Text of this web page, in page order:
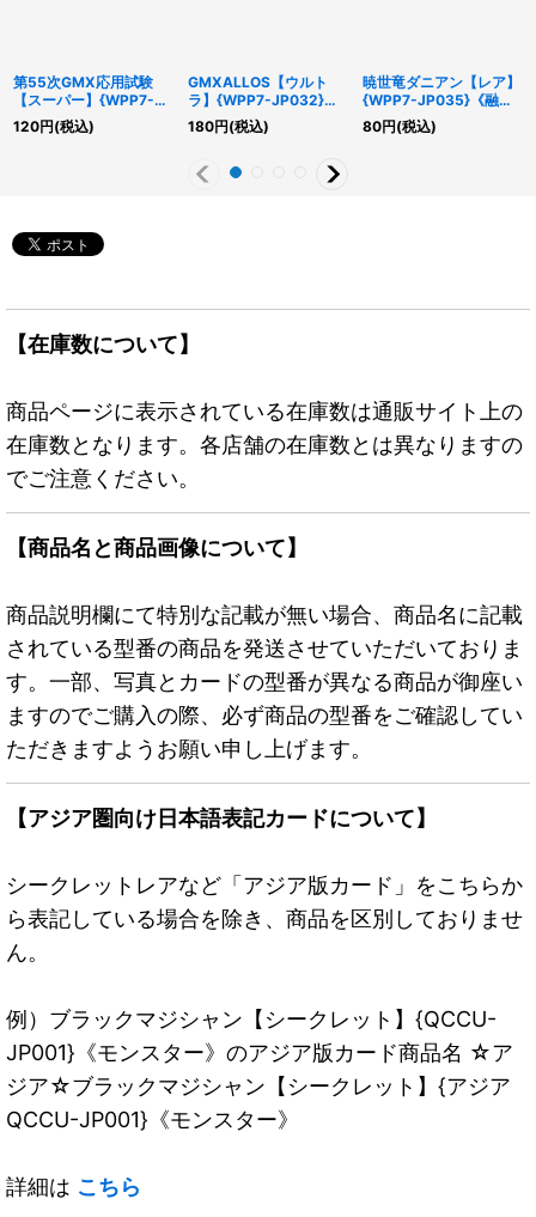
第55次GMX応用試験
【スーパー】{WPP7-
JP036}《魔法》
120円(税込)
GMXALLOS【ウルト
ラ】{WPP7-JP032}
《融合》
180円(税込)
暁世竜ダニアン【レア】
{WPP7-JP035}《融
合》
80円(税込)
【在庫数について】
商品ページに表示されている在庫数は通販サイト上の
在庫数となります。各店舗の在庫数とは異なりますの
でご注意ください。
【商品名と商品画像について】
商品説明欄にて特別な記載が無い場合、商品名に記載
されている型番の商品を発送させていただいておりま
す。一部、写真とカードの型番が異なる商品が御座い
ますのでご購入の際、必ず商品の型番をご確認してい
ただきますようお願い申し上げます。
【アジア圏向け日本語表記カードについて】
シークレットレアなど「アジア版カード」をこちらか
ら表記している場合を除き、商品を区別しておりませ
ん。
例）ブラックマジシャン【シークレット】{QCCU-
JP001}《モンスター》のアジア版カード商品名 ☆ア
ジア☆ブラックマジシャン【シークレット】{アジア
QCCU-JP001}《モンスター》
詳細は こちら